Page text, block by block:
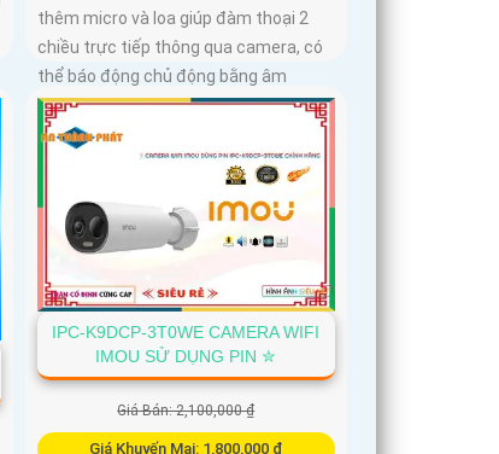
thêm micro và loa giúp đàm thoại 2
chiều trực tiếp thông qua camera, có
thể báo động chủ động bằng âm
thanh, nhìn ban đêm bằng hồng ngoại
khoảng cách 30m
IPC-K9DCP-3T0WE CAMERA WIFI
IMOU SỬ DỤNG PIN ✮
Giá Bán: 2,100,000 ₫
Giá Khuyến Mại: 1,800,000 ₫